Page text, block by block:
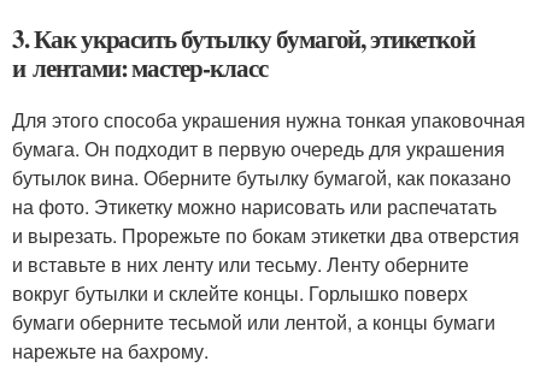
3. Как украсить бутылку бумагой, этикеткой
и лентами: мастер-класс
Для этого способа украшения нужна тонкая упаковочная
бумага. Он подходит в первую очередь для украшения
бутылок вина. Оберните бутылку бумагой, как показано
на фото. Этикетку можно нарисовать или распечатать
и вырезать. Прорежьте по бокам этикетки два отверстия
и вставьте в них ленту или тесьму. Ленту оберните
вокруг бутылки и склейте концы. Горлышко поверх
бумаги оберните тесьмой или лентой, а концы бумаги
нарежьте на бахрому.